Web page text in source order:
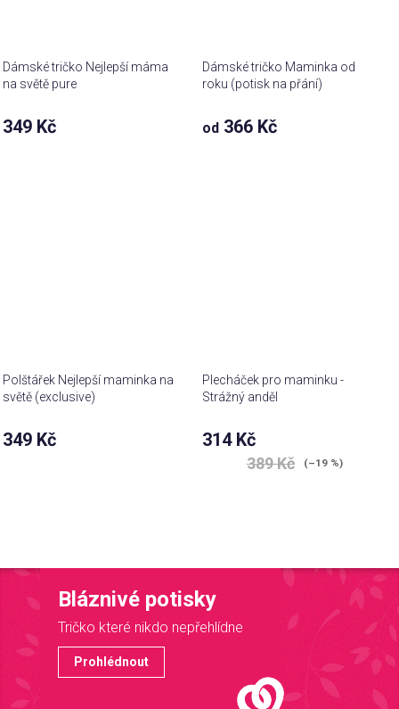
Dámské tričko Nejlepší máma
na světě pure
Průměrné
hodnocení
349 Kč
Dámské tričko Maminka od
roku (potisk na přání)
od 366 Kč
Polštářek Nejlepší maminka na
světě (exclusive)
Průměrné
hodnocení
349 Kč
Plecháček pro maminku -
Strážný anděl
314 Kč
389 Kč (–19 %)
Bláznivé potisky
Tričko které nikdo nepřehlídne
Prohlédnout